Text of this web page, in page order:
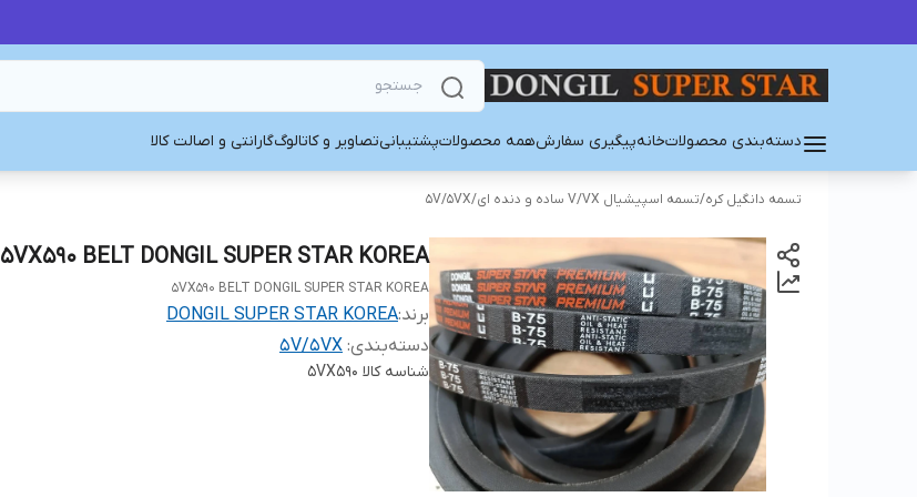
دسته‌بندی محصولاتخانهپیگیری سفارشهمه محصولاتپشتیبانیتصاویر و کاتالوگگارانتی و اصالت کالا
تسمه دانگیل کره/تسمه اسپیشیال V/VX ساده و دنده ای /
5V/5VX
5VX590 BELT DONGIL SUPER STAR KOREA
5VX590 BELT DONGIL SUPER STAR KOREA
برند:DONGIL SUPER STAR KOREA
دسته‌بندی:
5V/5VX
شناسه کالا 5VX590